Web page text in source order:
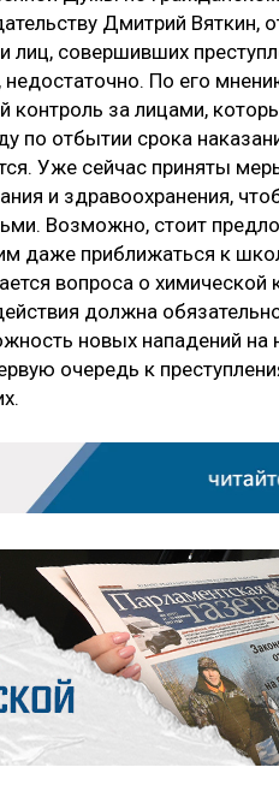
Дмитрий Вяткин,
лиц, совершивших
По его
контроль за лицами,
по отбытии срока
Уже сейчас приняты
и здравоохранения,
Возможно, стоит
даже приближаться к
вопроса о химической
должна
новых нападений на
очередь к